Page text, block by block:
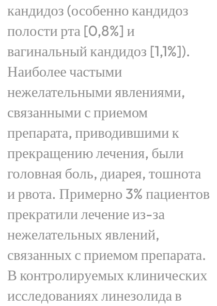
кандидоз (особенно кандидоз
полости рта [0,8%] и
вагинальный кандидоз [1,1%]).
Наиболее частыми
нежелательными явлениями,
связанными с приемом
препарата, приводившими к
прекращению лечения, были
головная боль, диарея, тошнота
и рвота. Примерно 3% пациентов
прекратили лечение из-за
нежелательных явлений,
связанных с приемом препарата.
В контролируемых клинических
исследованиях линезолида в